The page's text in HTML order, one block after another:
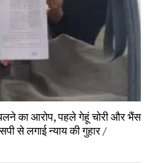
का आरोप, पहले गेहूं चोरी और भैंस
से लगाई न्याय की गुहार /